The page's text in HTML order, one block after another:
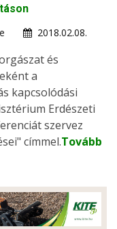
2018.02.08.
és
a
kapcsolódási
Erdészeti
szervez
címmel.Tovább